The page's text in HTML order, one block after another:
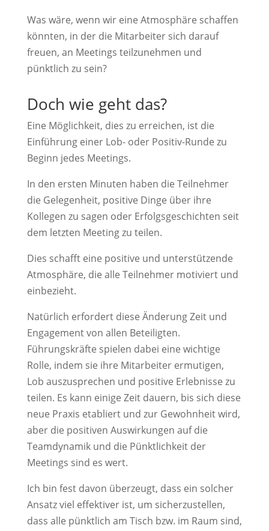
Was wäre, wenn wir eine Atmosphäre schaffen
könnten, in der die Mitarbeiter sich darauf
freuen, an Meetings teilzunehmen und
pünktlich zu sein?
Doch wie geht das?
Eine Möglichkeit, dies zu erreichen, ist die
Einführung einer Lob- oder Positiv-Runde zu
Beginn jedes Meetings.
In den ersten Minuten haben die Teilnehmer
die Gelegenheit, positive Dinge über ihre
Kollegen zu sagen oder Erfolgsgeschichten seit
dem letzten Meeting zu teilen.
Dies schafft eine positive und unterstützende
Atmosphäre, die alle Teilnehmer motiviert und
einbezieht.
Natürlich erfordert diese Änderung Zeit und
Engagement von allen Beteiligten.
Führungskräfte spielen dabei eine wichtige
Rolle, indem sie ihre Mitarbeiter ermutigen,
Lob auszusprechen und positive Erlebnisse zu
teilen. Es kann einige Zeit dauern, bis sich diese
neue Praxis etabliert und zur Gewohnheit wird,
aber die positiven Auswirkungen auf die
Teamdynamik und die Pünktlichkeit der
Meetings sind es wert.
Ich bin fest davon überzeugt, dass ein solcher
Ansatz viel effektiver ist, um sicherzustellen,
dass alle pünktlich am Tisch bzw. im Raum sind,